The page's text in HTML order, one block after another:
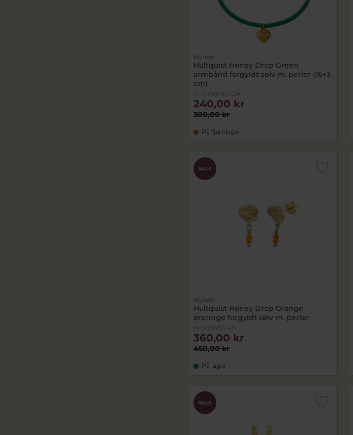
Nyhed
Hultquist Honey Drop Green
armbånd forgyldt sølv m. perler (16+3
cm)
huS08669G-GR
300,00 kr
240,00 kr
På fjernlager
SALE
Nyhed
Hultquist Honey Drop Orange
øreringe forgyldt sølv m. perler
huS08670G-O
450,00 kr
360,00 kr
På lager
SALE